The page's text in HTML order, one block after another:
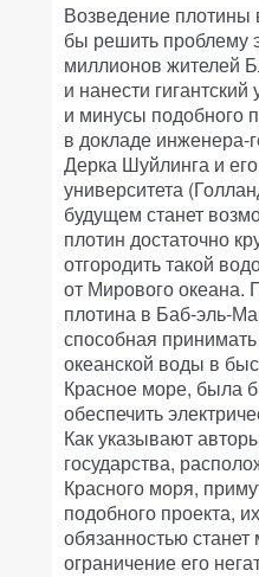
Возведение
бы решить проблему
миллионов жителей
и нанести
и минусы подобного
в докладе инженера-
Дерка Шуйлинга и его
университета
будущем станет
плотин достаточно
отгородить такой
от Мирового океана.
плотина в Баб-эль-
способная
океанской воды в
Красное море, была
обеспечить
Как указывают
государства,
Красного моря,
подобного проекта,
обязанностью
ограничение его